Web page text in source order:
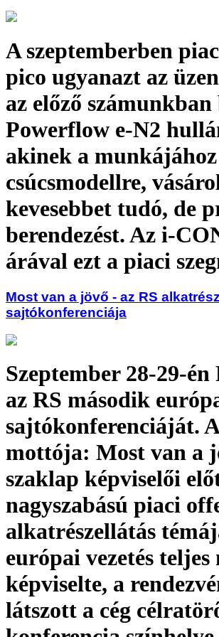
A szeptemberben
pico ugyanazt az
az előző
Powerflow e-N2
akinek a munkájához
csúcsmodellre,
kevesebbet tudó, de
berendezést. Az i-
árával ezt a piaci
Most van a jövő - az RS
sajtókonferenciája
Szeptember 28-29-
az RS második
sajtókonferenciáját.
mottója: Most van a
szaklap képviselői
nagyszabású piaci
alkatrészellátás
európai vezetés
képviselte, a
látszott a cég